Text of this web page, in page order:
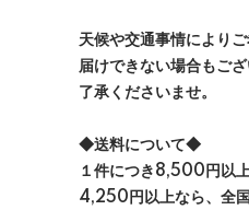
天候や交通事情により
届けできない場合もご
了承くださいませ。
◆送料について◆
１件につき8,500円以
4,250円以上なら、全